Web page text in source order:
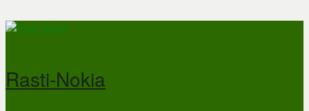
Hyppää pääsisältöön
Rasti-Nokia